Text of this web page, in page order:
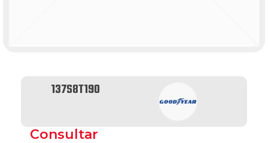
137S8T190
Consultar